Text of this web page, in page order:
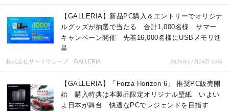
【GALLERIA】新品PC購入＆エントリーでオリジナ
ルグッズが抽選で当たる 合計1,000名様 サマー
キャンペーン開催 先着16,000名様にUSBメモリ進
呈
株式会社サードウェーブ GALLERIA 2026年07月24日 03時
【GALLERIA】「Forza Horizon 6」 推奨PC販売開
始 購入特典は本製品限定オリジナル壁紙 いよい
よ日本が舞台 快適なPCでレジェンドを目指す